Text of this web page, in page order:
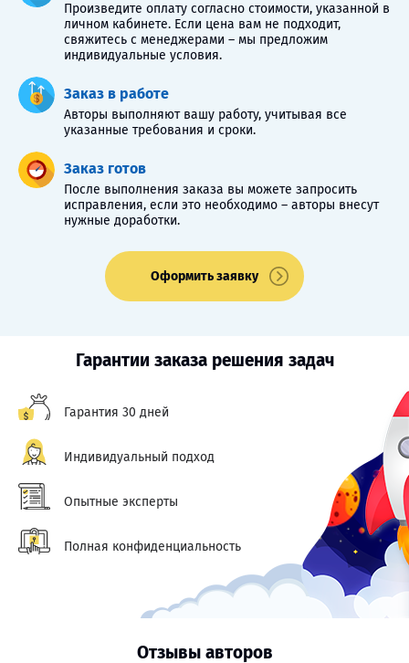
Произведите оплату согласно стоимости, указанной в
личном кабинете. Если цена вам не подходит,
свяжитесь с менеджерами – мы предложим
индивидуальные условия.
Заказ в работе
Авторы выполняют вашу работу, учитывая все
указанные требования и сроки.
Заказ готов
После выполнения заказа вы можете запросить
исправления, если это необходимо – авторы внесут
нужные доработки.
Оформить заявку
Гарантии заказа решения задач
Гарантия 30 дней
Индивидуальный подход
Опытные эксперты
Полная конфиденциальность
Отзывы авторов